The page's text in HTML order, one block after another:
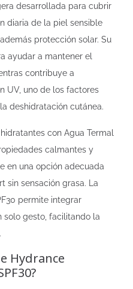
desarrollada para cubrir
diaria de la piel sensible
protección solar. Su
ayudar a mantener el
contribuye a
UV, uno de los factores
deshidratación cutánea.
con Agua Termal
calmantes y
en una opción adecuada
sin sensación grasa. La
permite integrar
solo gesto, facilitando la
Hydrance